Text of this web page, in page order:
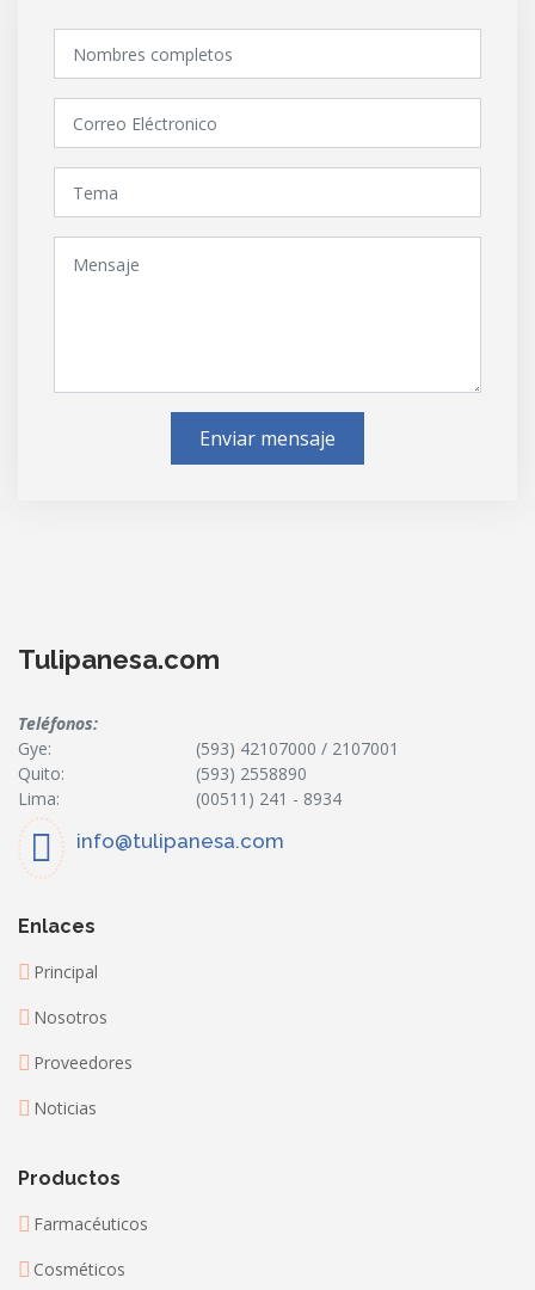
Enviar mensaje
Tulipanesa.com
Teléfonos:
Gye:
(593) 42107000 / 2107001
Quito:
(593) 2558890
Lima:
(00511) 241 - 8934
info@tulipanesa.com
Enlaces
Principal
Nosotros
Proveedores
Noticias
Productos
Farmacéuticos
Cosméticos